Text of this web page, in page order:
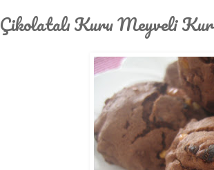
Çikolatalı Kuru Meyveli